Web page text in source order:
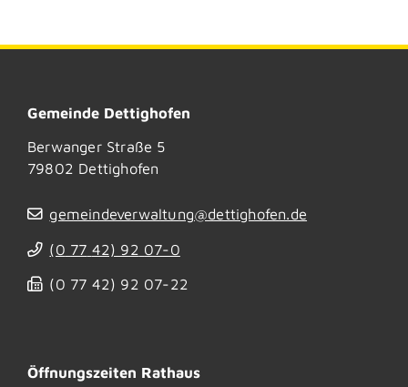
Gemeinde Dettighofen
Berwanger Straße 5
79802 Dettighofen
gemeindeverwaltung@dettighofen.de
(0 77 42) 92 07-0
(0 77 42) 92 07-22
Öffnungszeiten Rathaus